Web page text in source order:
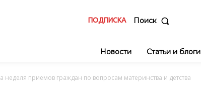
ПОДПИСКА Поиск
Новости Статьи и блоги
неделя приемов граждан по вопросам материнства и детства